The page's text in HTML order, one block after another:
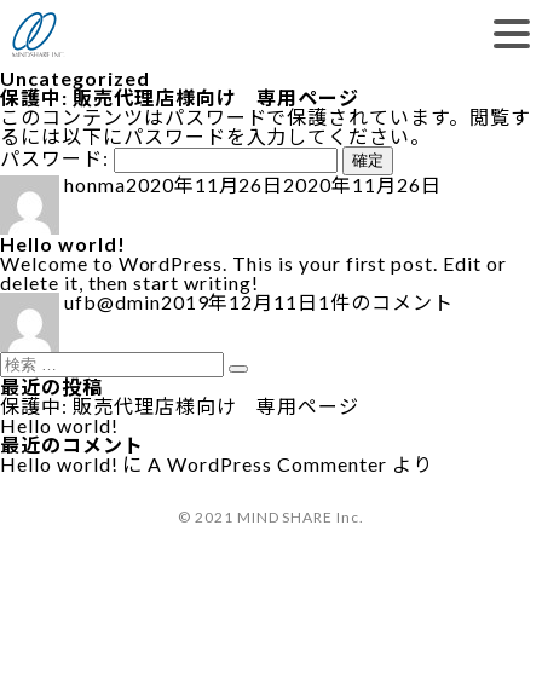
Uncategorized
保護中: 販売代理店様向け 専用ページ
このコンテンツはパスワードで保護されています。閲覧す
るには以下にパスワードを入力してください。
パスワード:
投
honma投
2020年11月26日 2020年11月26日
Hello world!
Welcome to WordPress. This is your first post. Edit or
delete it, then start writing!
投
ufb@dmin投
2019年12月11日 Hello
1件のコメント
検
索:
検
最近の投稿
保護中: 販売代理店様向け 専用ページ
Hello world!
最近のコメント
Hello world! に A WordPress Commenter より
© 2021 MIND SHARE Inc.